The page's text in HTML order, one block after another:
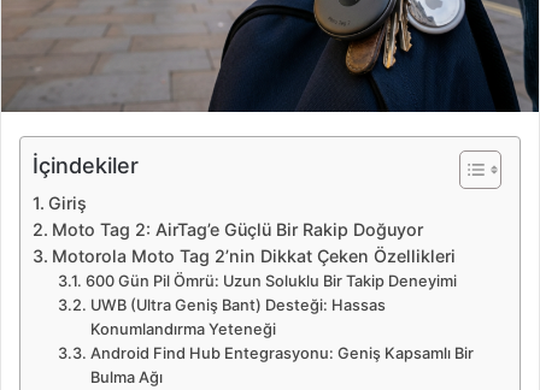
e
İçindekiler
Giriş
Moto Tag 2: AirTag’e Güçlü Bir Rakip Doğuyor
Motorola Moto Tag 2’nin Dikkat Çeken Özellikleri
600 Gün Pil Ömrü: Uzun Soluklu Bir Takip Deneyimi
UWB (Ultra Geniş Bant) Desteği: Hassas
Konumlandırma Yeteneği
Android Find Hub Entegrasyonu: Geniş Kapsamlı Bir
Bulma Ağı